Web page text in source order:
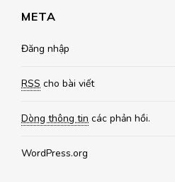
META
Đăng nhập
RSS cho bài viết
Dòng thông tin các phản hồi.
WordPress.org